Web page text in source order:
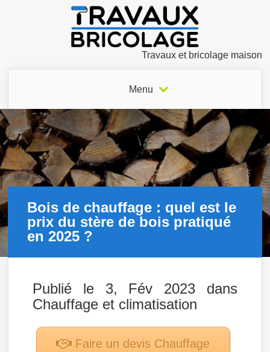
Travaux et bricolage maison
Menu
Bois de chauffage : quel est le
prix du stère de bois pratiqué
en 2025 ?
Publié le 3, Fév 2023 dans
Chauffage et climatisation
Faire un devis Chauffage